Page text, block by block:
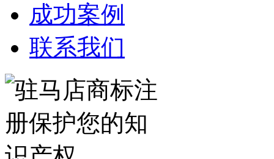
成功案例
联系我们